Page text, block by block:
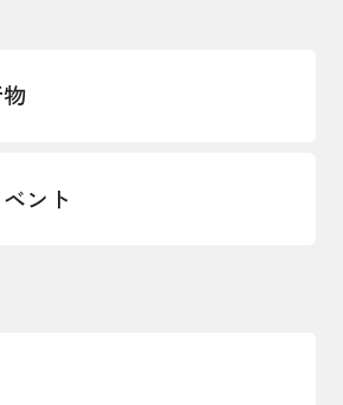
するガイドライン
会基盤整備・震災復興
ント